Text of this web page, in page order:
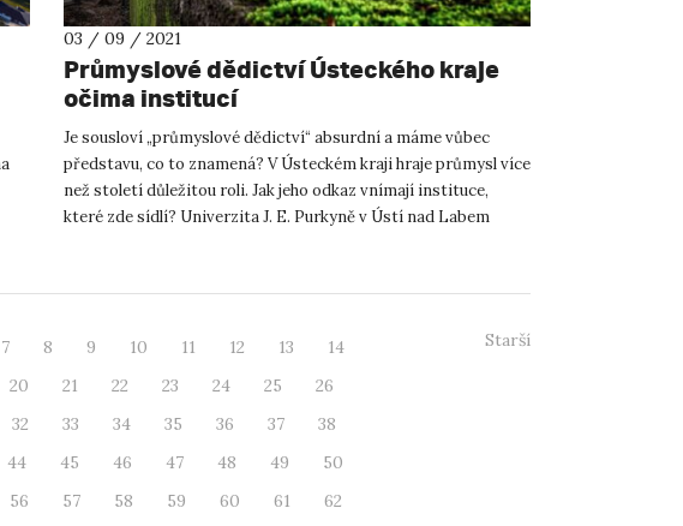
03 / 09 / 2021
Průmyslové dědictví Ústeckého kraje
očima institucí
Je sousloví „průmyslové dědictví“ absurdní a máme vůbec
představu, co to znamená? V Ústeckém kraji hraje průmysl více
než století důležitou roli. Jak jeho odkaz vnímají instituce,
které zde sídlí? Univerzita J. E. Purkyně v Ústí nad Labem
7 8 9 10 11 12 13
14
20 21 22 23 24 25
26
32 33 34 35 36 37
38
44 45 46 47 48 49
50
56 57 58 59 60 61
62
Starší